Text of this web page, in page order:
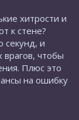
хитрости и
к стене?
секунд, и
чтобы
Плюс это
на ошибку